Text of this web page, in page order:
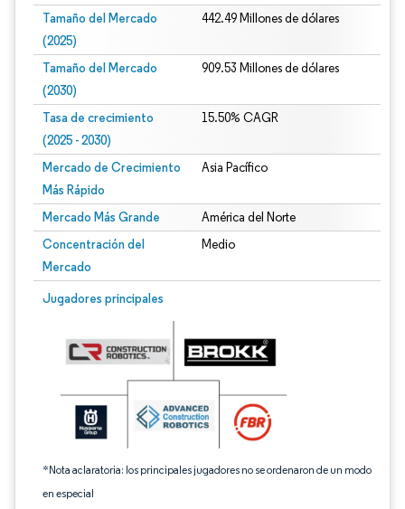
Tamaño del Mercado
(2025)
442.49 Millones de dólares
Tamaño del Mercado
(2030)
909.53 Millones de dólares
Tasa de crecimiento
(2025 - 2030)
15.50% CAGR
Mercado de Crecimiento
Más Rápido
Asia Pacífico
Mercado Más Grande América del Norte
Concentración del
Mercado
Medio
Jugadores principales
*Nota aclaratoria: los principales jugadores no se ordenaron de un modo
en especial
Imagen © Mordor Intelligence. El uso requiere atribución según CC BY 4.0.